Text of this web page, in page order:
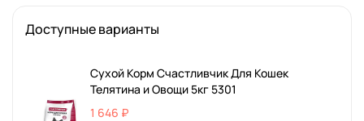
Доступные варианты
Сухой Корм Счастливчик Для Кошек
Телятина и Овощи 5кг 5301
1 646 ₽